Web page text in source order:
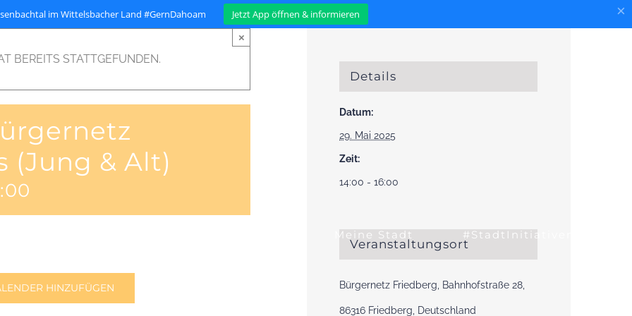
im Wittelsbacher Land #GernDahoam Jetzt App öffnen & informieren ×
Meine Stadt #StadtInitiativen
BEREITS STATTGEFUNDEN.
×
(Jung & Alt)
HINZUFÜGEN
Details
Datum:
29. Mai 2025
Zeit:
14:00 - 16:00
Veranstaltungsort
Bürgernetz Friedberg, Bahnhofstraße 28,
86316 Friedberg, Deutschland